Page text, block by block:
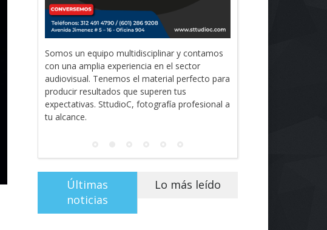
Somos un equipo multidisciplinar y contamos
con una amplia experiencia en el sector
audiovisual. Tenemos el material perfecto para
producir resultados que superen tus
expectativas. SttudioC, fotografía profesional a
tu alcance.
Últimas
noticias
Lo más leído